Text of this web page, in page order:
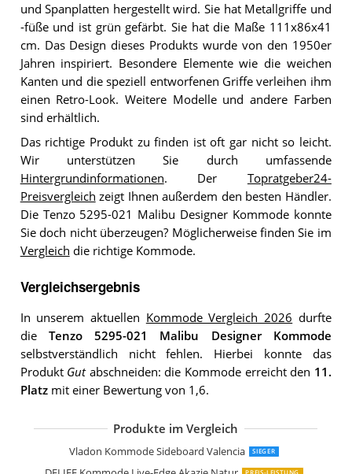
und Spanplatten hergestellt wird. Sie hat Metallgriffe und
-füße und ist grün gefärbt. Sie hat die Maße 111x86x41
cm. Das Design dieses Produkts wurde von den 1950er
Jahren inspiriert. Besondere Elemente wie die weichen
Kanten und die speziell entworfenen Griffe verleihen ihm
einen Retro-Look. Weitere Modelle und andere Farben
sind erhältlich.
Das richtige Produkt zu finden ist oft gar nicht so leicht.
Wir unterstützen Sie durch umfassende
Hintergrundinformationen. Der Topratgeber24-
Preisvergleich zeigt Ihnen außerdem den besten Händler.
Die Tenzo 5295-021 Malibu Designer Kommode konnte
Sie doch nicht überzeugen? Möglicherweise finden Sie im
Vergleich die richtige Kommode.
Vergleichsergebnis
In unserem aktuellen Kommode Vergleich 2026 durfte
die Tenzo 5295-021 Malibu Designer Kommode
selbstverständlich nicht fehlen. Hierbei konnte das
Produkt Gutabschneiden: die Kommode erreicht den 11.
Platzmit einer Bewertung von 1,6.
Produkte im Vergleich
Vladon Kommode Sideboard Valencia SIEGER
Danzz Kommode Frame
Ibbe Design Schwarz Sideboard
DELIFE Kommode Eloi Akazie Natur
Mayaadi-Home Kommode
Vladon Kommode Sideboard Pavos
Capri Schlafzimmer Kommode in
Masseno Kommode TRES 160 cm
Wumagin Kommode mit 10